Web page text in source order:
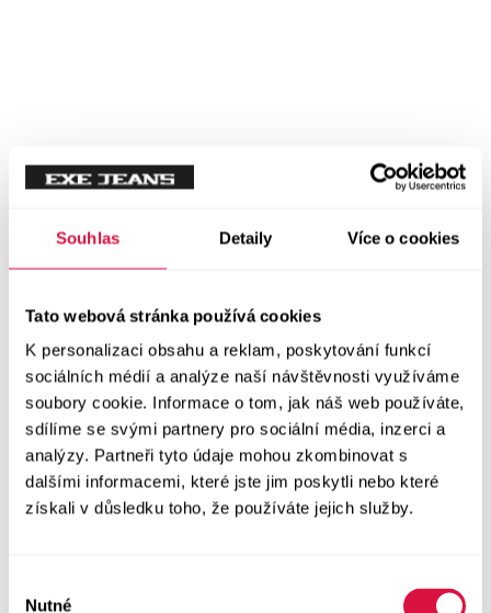
Souhlas Detaily Více o cookies
Tato webová stránka používá cookies
K personalizaci obsahu a reklam, poskytování funkcí
sociálních médií a analýze naší návštěvnosti využíváme
soubory cookie. Informace o tom, jak náš web používáte,
sdílíme se svými partnery pro sociální média, inzerci a
analýzy. Partneři tyto údaje mohou zkombinovat s
dalšími informacemi, které jste jim poskytli nebo které
získali v důsledku toho, že používáte jejich služby.
Nutné